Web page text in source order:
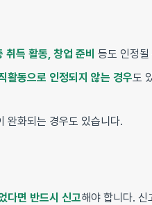
득 활동, 창업 준비 등도 인정
활동으로 인정되지 않는 경우도
완화되는 경우도 있습니다.
다면 반드시 신고해야 합니다. 신